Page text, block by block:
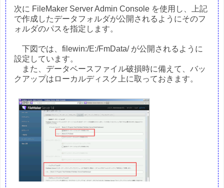
次に FileMaker Server Admin Console を使用し、上記
で作成したデータフォルダが公開されるようにそのフ
ォルダのパスを指定します。
下図では、filewin:/E:/FmData/ が公開されるように
設定しています。
また、データベースファイル破損時に備えて、バッ
クアップはローカルディスク上に取っておきます。